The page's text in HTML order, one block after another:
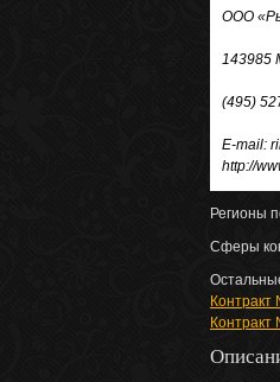
ООО
143985
(495)
E-mail:
http://
Регионы
Сферы